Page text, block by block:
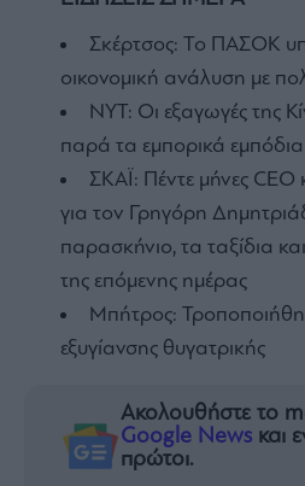
Σκέρτσος: Το ΠΑΣΟΚ
οικονομική ανάλυση με
NYT: Οι εξαγωγές της
παρά τα εμπορικά εμπόδια
ΣΚΑΪ: Πέντε μήνες CEO
για τον Γρηγόρη
παρασκήνιο, τα ταξίδια
της επόμενης ημέρας
Μπήτρος:
εξυγίανσης θυγατρικής
Ακολουθήστε το
Google News και
πρώτοι.